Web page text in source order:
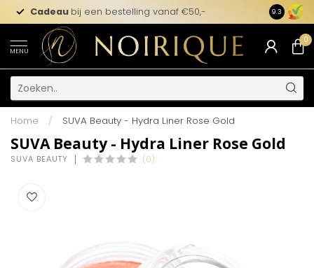
Cadeau bij een bestelling vanaf €50,- 9.3
MENU
0
Home / SUVA Beauty - Hydra Liner Rose Gold
SUVA Beauty - Hydra Liner Rose Gold
SUVA BEAUTY (0)